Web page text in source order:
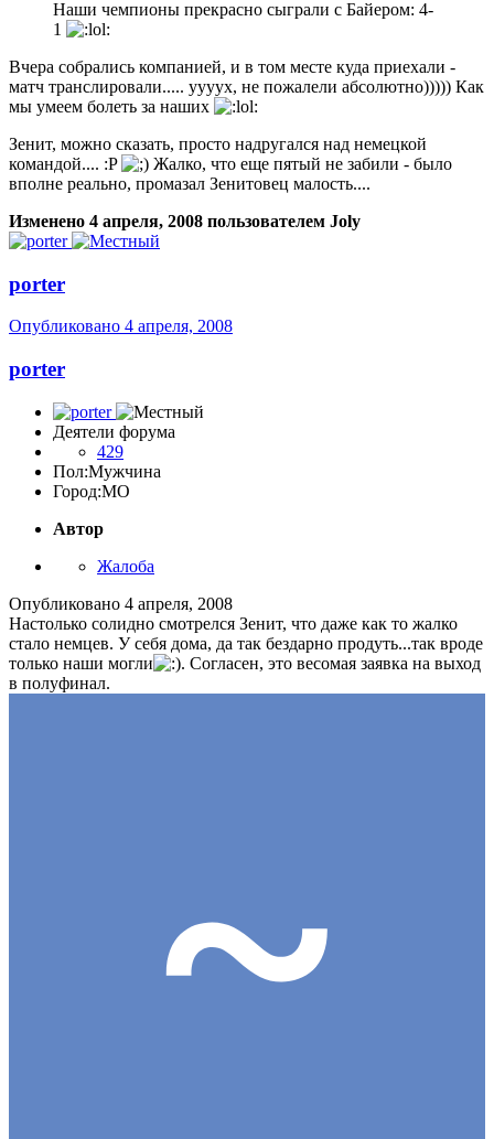
Наши чемпионы прекрасно сыграли с Байером: 4-
1
Вчера собрались компанией, и в том месте куда приехали -
матч транслировали..... уууух, не пожалели абсолютно))))) Как
мы умеем болеть за наших
Зенит, можно сказать, просто надругался над немецкой
командой.... :P
Жалко, что еще пятый не забили - было
вполне реально, промазал Зенитовец малость....
Изменено 4 апреля, 2008 пользователем Joly
porter
Опубликовано 4 апреля, 2008
porter
Деятели форума
429
Пол:Мужчина
Город:МО
Автор
Жалоба
Опубликовано 4 апреля, 2008
Настолько солидно смотрелся Зенит, что даже как то жалко
стало немцев. У себя дома, да так бездарно продуть...так вроде
только наши могли
. Согласен, это весомая заявка на выход
в полуфинал.